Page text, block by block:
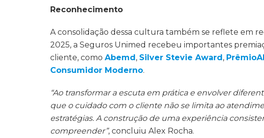
Reconhecimento
A consolidação dessa cultura também se reflete em
2025, a Seguros Unimed recebeu importantes
cliente, como Abemd, Silver Stevie Award,
Consumidor Moderno.
“Ao transformar a escuta em prática e envolver
que o cuidado com o cliente não se limita ao
estratégias. A construção de uma experiência
compreender”, concluiu Alex Rocha.